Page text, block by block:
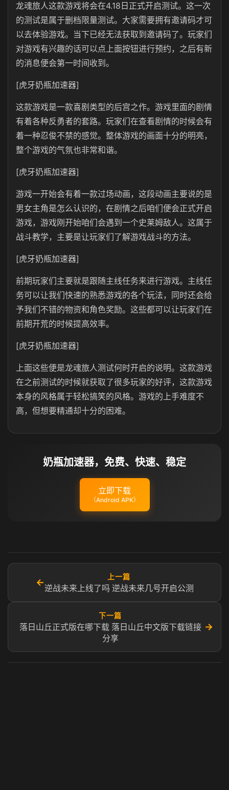
龙魂旅人这款游戏将会在4.18日正式开启测试。这一次
的测试是属于删档限量测试。大家需要拥有邀请码才可
以去体验游戏。当下已经无法获取到邀请码了。玩家们
对游戏有兴趣的话可以点上面按钮进行预约，之后有新
的消息便会第一时间收到。
[虎牙奶瓶加速器]
这款游戏是一款喜剧类型的后宫之作。游戏里面的剧情
有着各种反勇者的套路。玩家们在查看剧情的时候会有
着一种忍俊不禁的感觉。整体游戏的画面十分的明亮，
整个游戏的气氛也非常和谐。
[虎牙奶瓶加速器]
游戏一开始会有着一款过场动画，这段动画主要说的是
男女主角是怎么认识的，在剧情之后咱们便会正式开启
游戏，游戏刚开始咱们会遇到一个史莱姆敌人。这属于
战斗教学，主要是让玩家们了解游戏战斗的方法。
[虎牙奶瓶加速器]
前期玩家们主要就是跟随主线任务来进行游戏。主线任
务可以让我们快速的熟悉游戏的各个玩法，同时还会给
予我们不错的物资和角色奖励。这些都可以让玩家们在
前期开荒的时候提高效率。
[虎牙奶瓶加速器]
上面这些便是龙魂旅人测试何时开启的说明。这款游戏
在之前测试的时候就获取了很多玩家的好评，这款游戏
本身的风格属于轻松搞笑的风格。游戏的上手难度不
高，但想要精通却十分的困难。
奶瓶加速器，免费、快速、稳定
立即下载
（Android APK）
←
上一篇
逆战未来上线了吗 逆战未来几号开启公测
下一篇
落日山丘正式版在哪下载 落日山丘中文版下载链接
分享
→